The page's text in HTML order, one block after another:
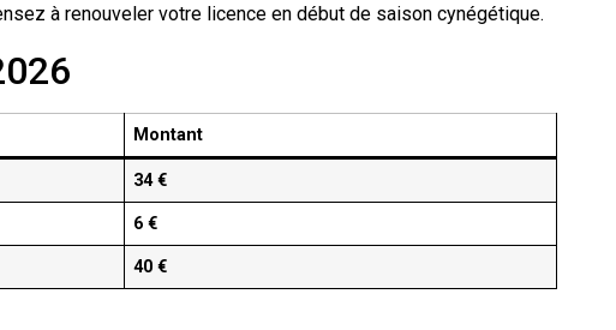
à renouveler votre licence en début de saison cynégétique.
Montant
34 €
6 €
40 €